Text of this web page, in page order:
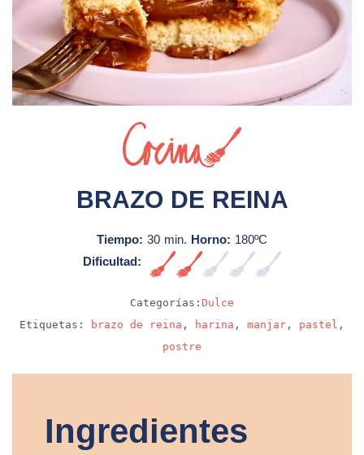
BRAZO DE REINA
Tiempo: 30 min. Horno: 180ºC
Dificultad:
Categorías: Dulce
Etiquetas:
brazo de reina , harina , manjar , pastel ,
postre
Ingredientes